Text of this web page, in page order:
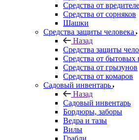
Средства от
Средства от сорняков
Шашки
Средства защиты человека
Назад
Средства защиты
Средства от бытовых
Средства от грызунов
Средства от комаров
Садовый инвентарь
Назад
Садовый инвентарь
Бордюры, заборы
Ведра и тазы
Вилы
Грабли